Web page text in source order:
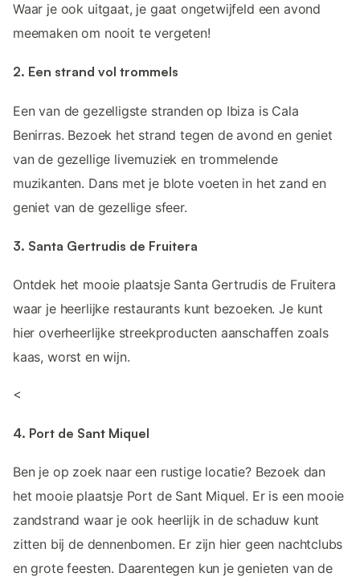
Waar je ook uitgaat, je gaat ongetwijfeld een avond
meemaken om nooit te vergeten!
2. Een strand vol trommels
Een van de gezelligste stranden op Ibiza is Cala
Benirras. Bezoek het strand tegen de avond en geniet
van de gezellige livemuziek en trommelende
muzikanten. Dans met je blote voeten in het zand en
geniet van de gezellige sfeer.
3. Santa Gertrudis de Fruitera
Ontdek het mooie plaatsje Santa Gertrudis de Fruitera
waar je heerlijke restaurants kunt bezoeken. Je kunt
hier overheerlijke streekproducten aanschaffen zoals
kaas, worst en wijn.
<
4. Port de Sant Miquel
Ben je op zoek naar een rustige locatie? Bezoek dan
het mooie plaatsje Port de Sant Miquel. Er is een mooie
zandstrand waar je ook heerlijk in de schaduw kunt
zitten bij de dennenbomen. Er zijn hier geen nachtclubs
en grote feesten. Daarentegen kun je genieten van de